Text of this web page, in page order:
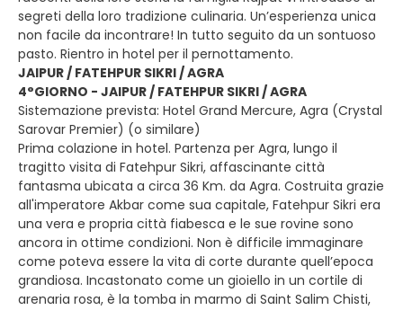
segreti della loro tradizione culinaria. Un’esperienza unica
non facile da incontrare! In tutto seguito da un sontuoso
pasto. Rientro in hotel per il pernottamento.
JAIPUR / FATEHPUR SIKRI / AGRA
4°GIORNO - JAIPUR / FATEHPUR SIKRI / AGRA
Sistemazione prevista: Hotel Grand Mercure, Agra (Crystal
Sarovar Premier) (o similare)
Prima colazione in hotel. Partenza per Agra, lungo il
tragitto visita di Fatehpur Sikri, affascinante città
fantasma ubicata a circa 36 Km. da Agra. Costruita grazie
all'imperatore Akbar come sua capitale, Fatehpur Sikri era
una vera e propria città fiabesca e le sue rovine sono
ancora in ottime condizioni. Non è difficile immaginare
come poteva essere la vita di corte durante quell’epoca
grandiosa. Incastonato come un gioiello in un cortile di
arenaria rosa, è la tomba in marmo di Saint Salim Chisti,